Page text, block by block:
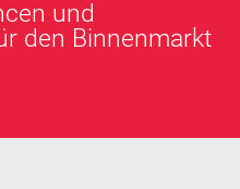
und
den Binnenmarkt